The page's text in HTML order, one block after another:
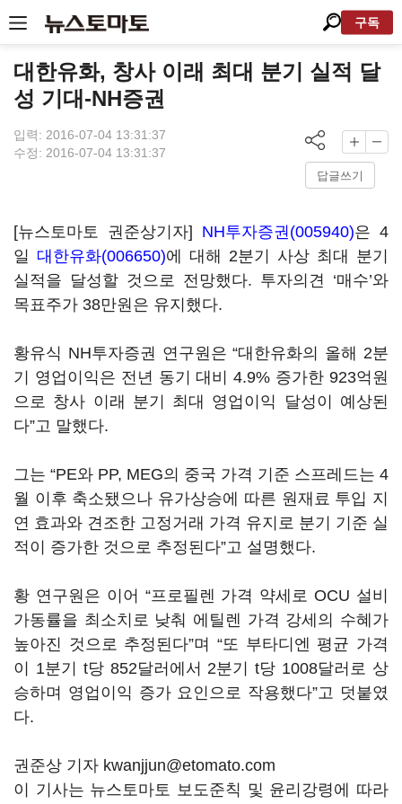
구독
대한유화, 창사 이래 최대 분기 실적 달
성 기대-NH증권
입력: 2016-07-04 13:31:37
수정: 2016-07-04 13:31:37
답글쓰기
[뉴스토마토 권준상기자] NH투자증권(005940)은 4
일 대한유화(006650)에 대해 2분기 사상 최대 분기
실적을 달성할 것으로 전망했다. 투자의견 ‘매수’와
목표주가 38만원은 유지했다.
황유식 NH투자증권 연구원은 “대한유화의 올해 2분
기 영업이익은 전년 동기 대비 4.9% 증가한 923억원
으로 창사 이래 분기 최대 영업이익 달성이 예상된
다”고 말했다.
그는 “PE와 PP, MEG의 중국 가격 기준 스프레드는 4
월 이후 축소됐으나 유가상승에 따른 원재료 투입 지
연 효과와 견조한 고정거래 가격 유지로 분기 기준 실
적이 증가한 것으로 추정된다”고 설명했다.
황 연구원은 이어 “프로필렌 가격 약세로 OCU 설비
가동률을 최소치로 낮춰 에틸렌 가격 강세의 수혜가
높아진 것으로 추정된다”며 “또 부타디엔 평균 가격
이 1분기 t당 852달러에서 2분기 t당 1008달러로 상
승하며 영업이익 증가 요인으로 작용했다”고 덧붙였
다.
권준상 기자 kwanjjun@etomato.com
이 기사는 뉴스토마토 보도준칙 및 윤리강령에 따라